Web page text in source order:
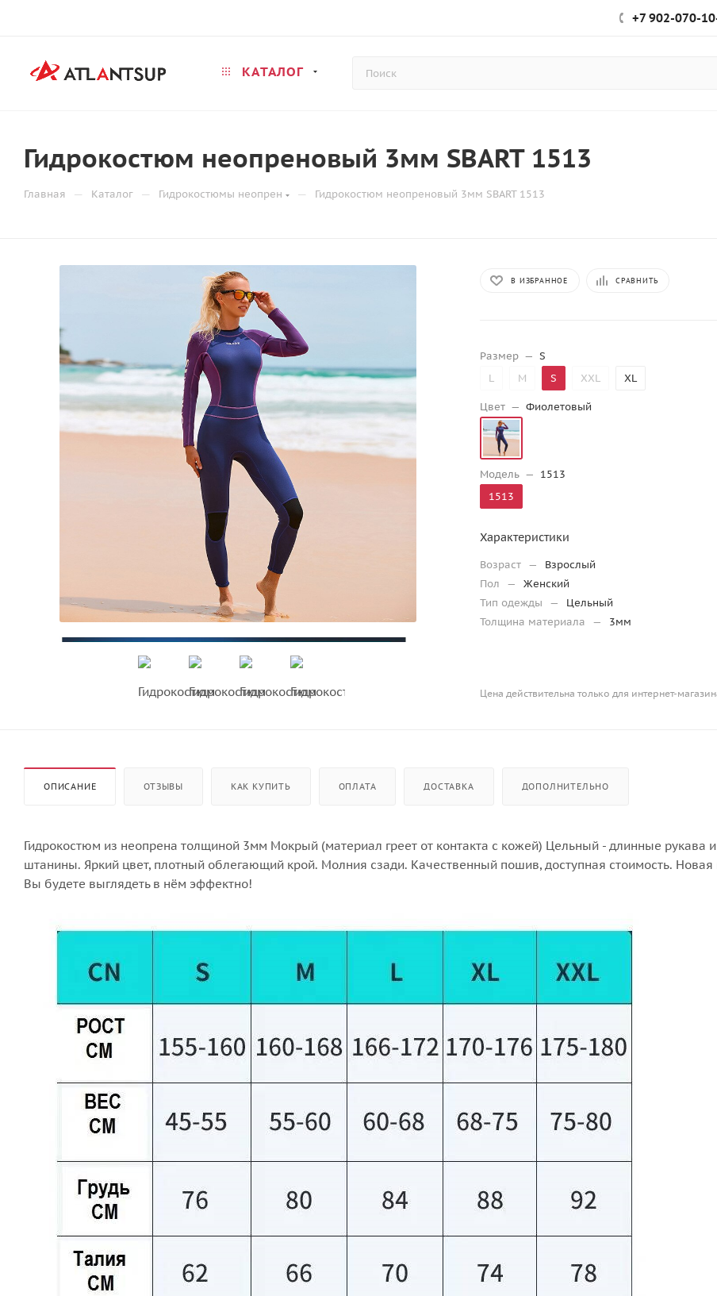
+7 902-070-
КАТАЛОГ
Гидрокостюм неопреновый 3мм SBART 1513
Главная — Каталог — Гидрокостюмы неопрен — Гидрокостюм неопреновый 3мм SBART 1513
В ИЗБРАННОЕ СРАВНИТЬ
Размер — S
L
M S XXL XL
Цвет — Фиолетовый
Модель — 1513
1513
Характеристики
Возраст —
Взрослый
Пол
—
Женский
Тип одежды
—
Цельный
Толщина материала
— 3мм
Цена действительна только для интернет-
ОПИСАНИЕ ОТЗЫВЫ КАК КУПИТЬ ОПЛАТА ДОСТАВКА ДОПОЛНИТЕЛЬНО
Гидрокостюм из неопрена толщиной 3мм Мокрый (материал греет от контакта с кожей) Цельный - длинные рукава и
штанины. Яркий цвет, плотный облегающий крой. Молния сзади. Качественный пошив, доступная стоимость. Новая
Вы будете выглядеть в нём эффектно!